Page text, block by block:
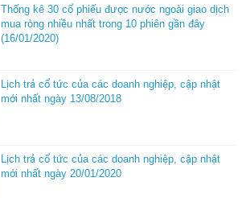
Thống kê 30 cổ phiếu được nước ngoài giao dịch
mua ròng nhiều nhất trong 10 phiên gần đây
(16/01/2020)
Lịch trả cổ tức của các doanh nghiệp, cập nhật
mới nhất ngày 13/08/2018
Lịch trả cổ tức của các doanh nghiệp, cập nhật
mới nhất ngày 20/01/2020